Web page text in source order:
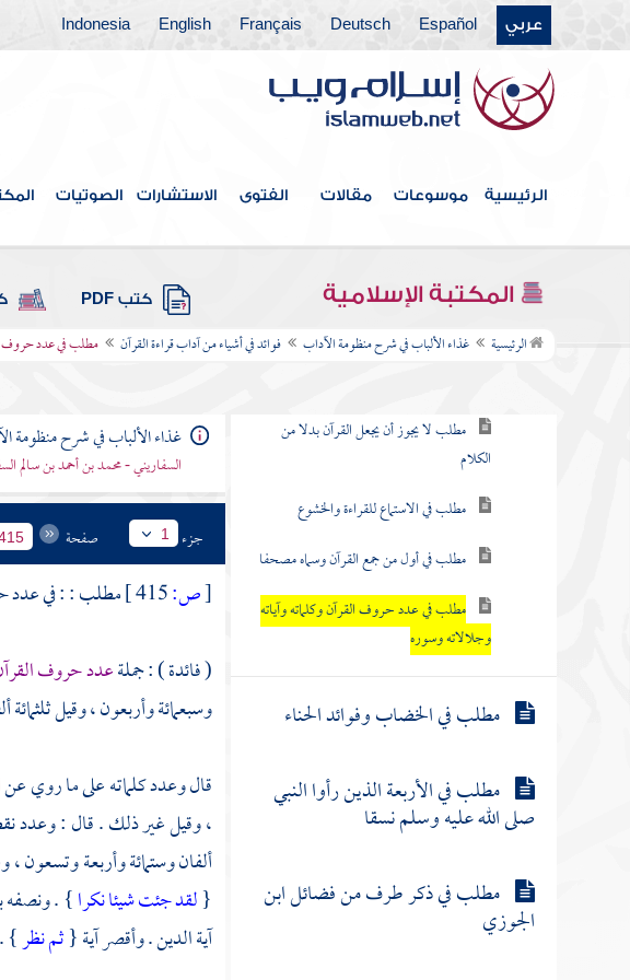
عربي Español
Deutsch
Français
English
Indonesia
الرئيسية موسوعات مقالات الفتوى الاستشارات الصوتيات
المكتبة الإسلامية كتب PDF
الرئيسية غذاء الألباب في شرح منظومة الآداب فوائد في أشياء من آداب قراءة القرآن مطلب في عدد حروف
مطلب في بيان حسن الخلق
مطلب إذا كان للمرأة أزواج لمن تكون في
الآخرة
بر الوالدين
مطلب في الحمام وكيفية الدخول فيها
والاستحمام
فوائد في أشياء من آداب قراءة القرآن
مطلب لا يجوز أن يجعل القرآن بدلا من
الكلام
مطلب في الاستماع للقراءة والخشوع
مطلب في أول من جمع القرآن وسماه مصحفا
مطلب في عدد حروف القرآن وكلماته وآياته
وجلالاته وسوره
مطلب في الخضاب وفوائد الحناء
مطلب في الأربعة الذين رأوا النبي
صلى الله عليه وسلم نسقا
مطلب في ذكر طرف من فضائل ابن
الجوزي
غذاء الألباب في شرح منظومة
السفاريني - محمد بن أحمد بن سالم
جزء 1 صفحة
[ص:
مطلب : : في عدد
( فائدة ) : جملةعدد حروف
وسبعمائة وأربعون ، وقيل
قال وعدد كلماته على ما روي عن
، وقيل غير ذلك . قال : وعدد
ألفان وستمائة وأربعة
{لقد جئت شيئا نكرا} . ونصفه
آية الدين . وأقصر آية {ثم نظر}